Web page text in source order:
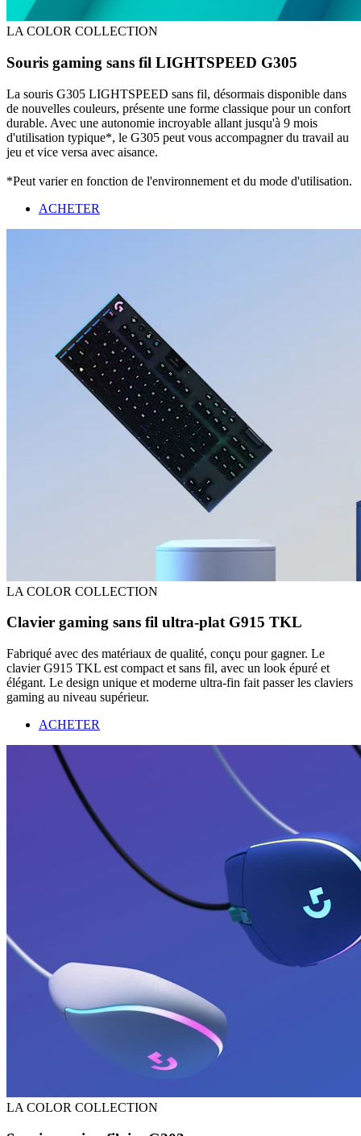
LA COLOR COLLECTION
Souris gaming sans fil LIGHTSPEED G305
La souris G305 LIGHTSPEED sans fil, désormais disponible dans
de nouvelles couleurs, présente une forme classique pour un confort
durable. Avec une autonomie incroyable allant jusqu'à 9 mois
d'utilisation typique*, le G305 peut vous accompagner du travail au
jeu et vice versa avec aisance.
*Peut varier en fonction de l'environnement et du mode d'utilisation.
ACHETER
LA COLOR COLLECTION
Clavier gaming sans fil ultra-plat G915 TKL
Fabriqué avec des matériaux de qualité, conçu pour gagner. Le
clavier G915 TKL est compact et sans fil, avec un look épuré et
élégant. Le design unique et moderne ultra-fin fait passer les claviers
gaming au niveau supérieur.
ACHETER
LA COLOR COLLECTION